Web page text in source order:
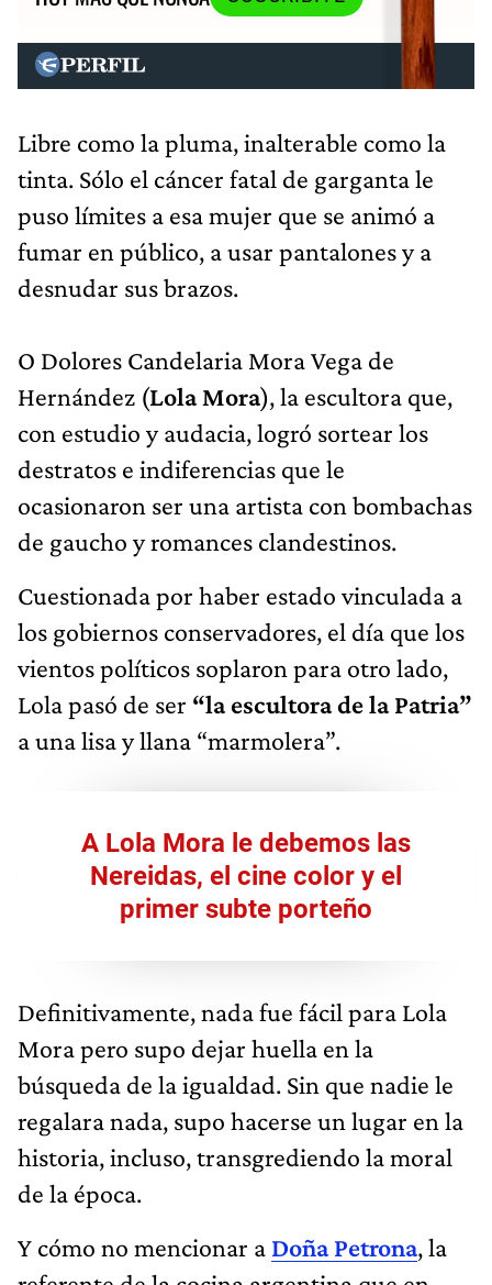
Libre como la pluma, inalterable como la
tinta. Sólo el cáncer fatal de garganta le
puso límites a esa mujer que se animó a
fumar en público, a usar pantalones y a
desnudar sus brazos.
O Dolores Candelaria Mora Vega de
Hernández (Lola Mora), la escultora que,
con estudio y audacia, logró sortear los
destratos e indiferencias que le
ocasionaron ser una artista con bombachas
de gaucho y romances clandestinos.
Cuestionada por haber estado vinculada a
los gobiernos conservadores, el día que los
vientos políticos soplaron para otro lado,
Lola pasó de ser “la escultora de la Patria”
a una lisa y llana “marmolera”.
A Lola Mora le debemos las
Nereidas, el cine color y el
primer subte porteño
Definitivamente, nada fue fácil para Lola
Mora pero supo dejar huella en la
búsqueda de la igualdad. Sin que nadie le
regalara nada, supo hacerse un lugar en la
historia, incluso, transgrediendo la moral
de la época.
Y cómo no mencionar a Doña Petrona, la